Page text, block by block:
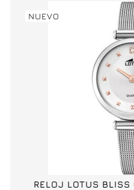
NUEVO
RELOJ LOTUS BLISS